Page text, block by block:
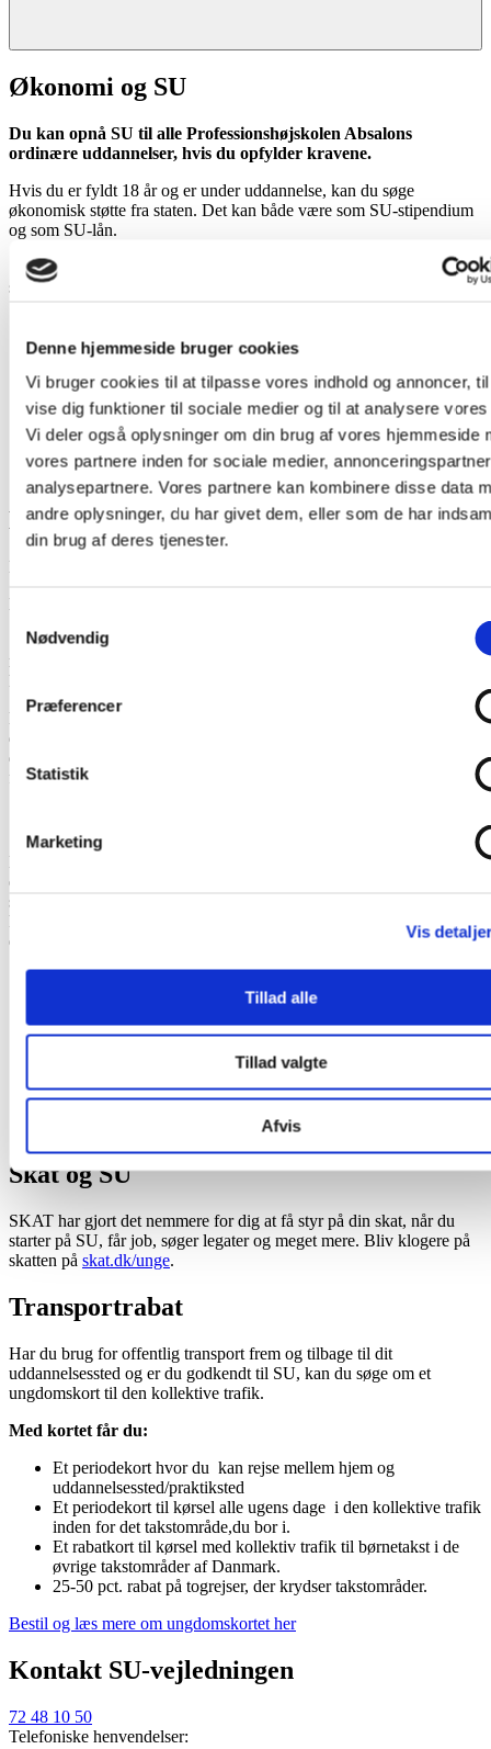
Denne hjemmeside bruger cookies
Vi bruger cookies til at tilpasse vores indhold og annoncer,
vise dig funktioner til sociale medier og til at analysere
Vi deler også oplysninger om din brug af vores hjemmeside
vores partnere inden for sociale medier,
analysepartnere. Vores partnere kan kombinere disse data
andre oplysninger, du har givet dem, eller som de har
din brug af deres tjenester.
Samtykkevalg
Nødvendig
Præferencer
Statistik
Marketing
Vis
Tillad alle
Tillad valgte
Afvis
Økonomi og SU
Du kan opnå SU til alle Professionshøjskolen Absalons
ordinære uddannelser, hvis du opfylder kravene.
Hvis du er fyldt 18 år og er under uddannelse, kan du søge
økonomisk støtte fra staten. Det kan både være som SU-stipendium
og som SU-lån.
Stipendiet er et tilskud og skal normalt ikke betales tilbage. Lånene
skal betales tilbage, når du er færdig med uddannelsen.
Hvornår kan jeg søge?
Du kan først søge SU til dit studie fra begyndelsen af august/januar.
Du søger om SU elektronisk på
Såvel SU-stipendier som SU-lån bliver udbetalt forud i månedlige
rater den sidste bankdag i måneden. SU-støtteåret følger
kalenderåret.
Du har mulighed for at få særlig støtte i forskellige situationer, mens
du er under uddannelse. Du kan for eksempel få særlig støtte, hvis
du er forælder, eller hvis du har en varig psykisk eller fysisk
funktionsnedsættelse. Se mere på
Hvis du ikke kan finde svar på dit spørgsmål på
en mail til SU-vejlederen på dit uddannelsessted. Husk at bruge din
studiemail, hvis du er studerende på Absalon. Ansøgninger og bilag
kan afleveres i Frontdesk på dit uddannelsessted, eller du kan sende
dem til SU-kontoret på dit uddannelsessted.
Skat og SU
SKAT har gjort det nemmere for dig at få styr på din skat, når du
starter på SU, får job, søger legater og meget mere. Bliv klogere på
skatten på skat.dk/unge.
Transportrabat
Har du brug for offentlig transport frem og tilbage til dit
uddannelsessted og er du godkendt til SU, kan du søge om et
ungdomskort til den kollektive trafik.
Med kortet får du:
Et periodekort hvor du kan rejse mellem hjem og
uddannelsessted/praktiksted
Et periodekort til kørsel alle ugens dage i den kollektive trafik
inden for det takstområde,du bor i.
Et rabatkort til kørsel med kollektiv trafik til børnetakst i de
øvrige takstområder af Danmark.
25-50 pct. rabat på togrejser, der krydser takstområder.
Bestil og læs mere om ungdomskortet her
Kontakt SU-vejledningen
72 48 10 50
Telefoniske henvendelser: